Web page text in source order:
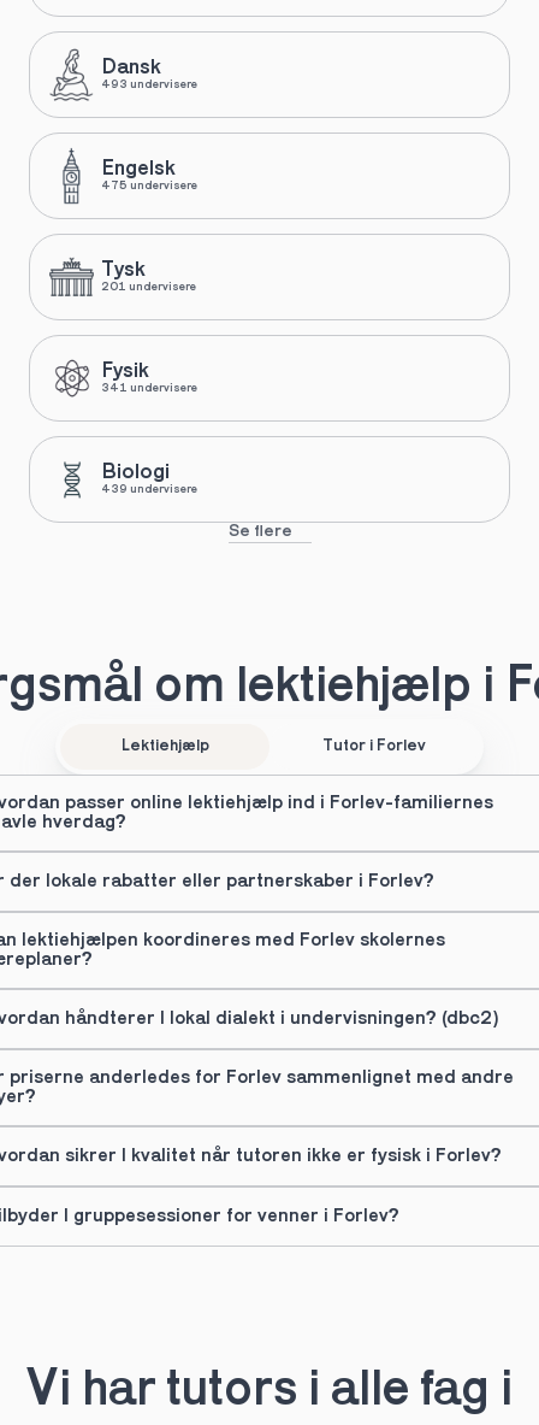
Dansk
493 undervisere
Engelsk
475 undervisere
Tysk
201 undervisere
Fysik
341 undervisere
Biologi
439 undervisere
Se flere
om lektiehjælp i
Lektiehjælp Tutor i Forlev
passer online lektiehjælp ind i Forlev-familiernes
hverdag?
der lokale rabatter eller partnerskaber i Forlev?
lektiehjælpen koordineres med Forlev skolernes
håndterer I lokal dialekt i undervisningen? (dbc2)
priserne anderledes for Forlev sammenlignet med andre
sikrer I kvalitet når tutoren ikke er fysisk i Forlev?
I gruppesessioner for venner i Forlev?
Vi har tutors i alle fag i